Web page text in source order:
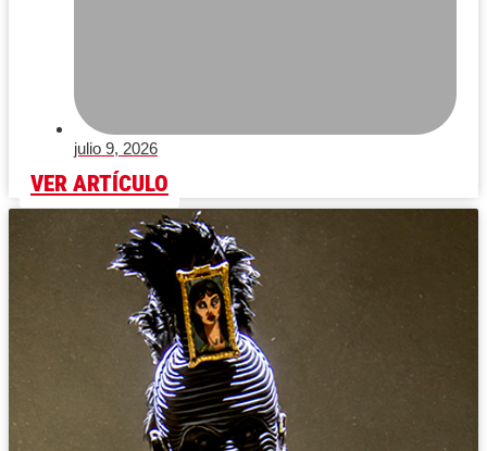
julio 9, 2026
VER ARTÍCULO